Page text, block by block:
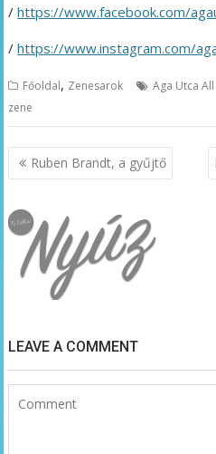
/https://www.facebook.com/
/https://www.instagram.com/
Főoldal, Zenesarok Aga Utca
zene
Bejegyzés
navigáció
Ruben Brandt, a gyűjtő
LEAVE A COMMENT